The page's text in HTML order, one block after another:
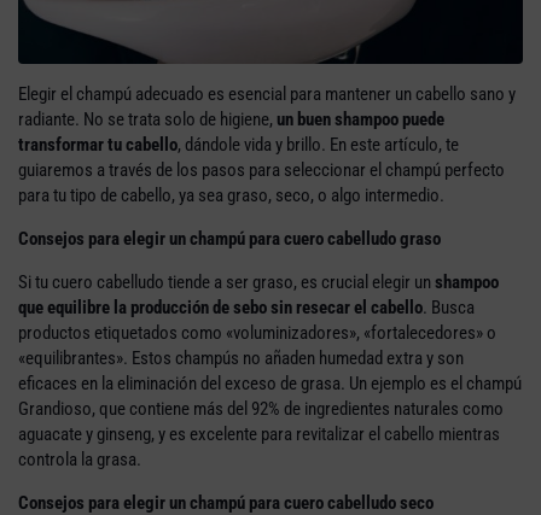
Elegir el champú adecuado es esencial para mantener un cabello sano y
radiante. No se trata solo de higiene, un buen shampoo puede
transformar tu cabello, dándole vida y brillo. En este artículo, te
guiaremos a través de los pasos para seleccionar el champú perfecto
para tu tipo de cabello, ya sea graso, seco, o algo intermedio.
Consejos para elegir un champú para cuero cabelludo graso
Si tu cuero cabelludo tiende a ser graso, es crucial elegir un shampoo
que equilibre la producción de sebo sin resecar el cabello. Busca
productos etiquetados como «voluminizadores», «fortalecedores» o
«equilibrantes». Estos champús no añaden humedad extra y son
eficaces en la eliminación del exceso de grasa. Un ejemplo es el champú
Grandioso, que contiene más del 92% de ingredientes naturales como
aguacate y ginseng, y es excelente para revitalizar el cabello mientras
controla la grasa.
Consejos para elegir un champú para cuero cabelludo seco